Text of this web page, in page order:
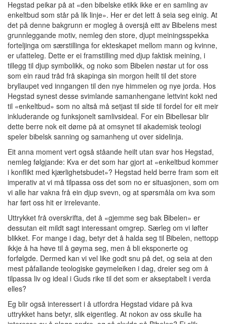
Hegstad peikar på at «den bibelske etikk ikke er en samling av
enkeltbud som står på lik linje». Her er det lett å seia seg einig. At
det på denne bakgrunn er mogleg å oversjå eitt av Bibelens mest
grunnleggande motiv, nemleg den store, djupt meiningsspekka
forteljinga om særstillinga for ekteskapet mellom mann og kvinne,
er ufatteleg. Dette er ei framstilling med djup faktisk meining, i
tillegg til djup symbolikk, og noko som Bibelen nøstar ut for oss
som ein raud tråd frå skapinga sin morgon heilt til det store
bryllaupet ved inngangen til den nye himmelen og nye jorda. Hos
Hegstad synest desse svimlande samanhengane lettvint kokt ned
til «enkeltbud» som no altså må setjast til side til fordel for eit meir
inkluderande og funksjonelt samlivsideal. For ein Bibellesar blir
dette berre nok eit døme på at omsynet til akademisk teologi
speler bibelsk sanning og samanheng ut over sidelinja.
Eit anna moment vert også ståande heilt utan svar hos Hegstad,
nemleg følgjande: Kva er det som har gjort at «enkeltbud kommer
i konflikt med kjærlighetsbudet»? Hegstad held berre fram som eit
imperativ at vi må tilpassa oss det som no er situasjonen, som om
vi alle har vakna frå ein djup svevn, og at spørsmåla om kva som
har ført oss hit er irrelevante.
Uttrykket frå overskrifta, det å «gjemme seg bak Bibelen» er
dessutan eit mildt sagt interessant omgrep. Særleg om vi løfter
blikket. For mange i dag, betyr det å halda seg til Bibelen, nettopp
ikkje å ha høve til å gøyma seg, men å bli eksponerte og
forfølgde. Dermed kan vi vel like godt snu på det, og seia at den
mest påfallande teologiske gøymeleiken i dag, dreier seg om å
tilpassa liv og ideal i Guds rike til det som er akseptabelt i verda
elles?
Eg blir også interessert i å utfordra Hegstad vidare på kva
uttrykket hans betyr, slik eigentleg. At nokon av oss skulle ha